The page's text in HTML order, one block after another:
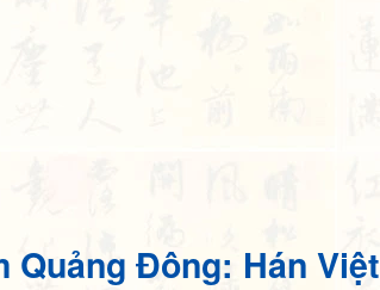
Quảng Đông: Hán Việt